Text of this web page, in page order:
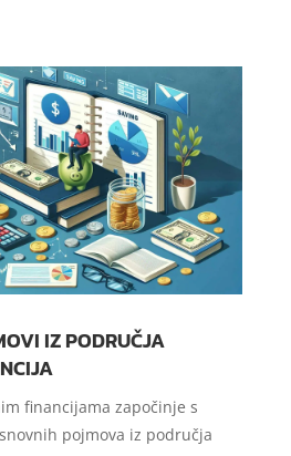
IZ PODRUČJA
financijama započinje s
pojmova iz područja